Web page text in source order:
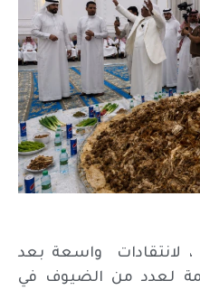
لانتقادات واسعة بعد
لعدد من الضيوف في